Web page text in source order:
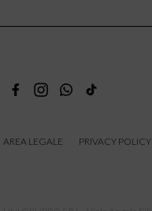
AREA LEGALE PRIVACY POLICY